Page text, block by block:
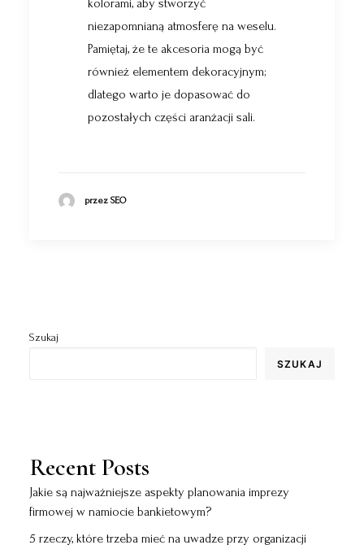
kolorami, aby stworzyć
niezapomnianą atmosferę na weselu.
Pamiętaj, że te akcesoria mogą być
również elementem dekoracyjnym;
dlatego warto je dopasować do
pozostałych części aranżacji sali.
przez SEO
Szukaj
SZUKAJ
Recent Posts
Jakie są najważniejsze aspekty planowania imprezy
firmowej w namiocie bankietowym?
5 rzeczy, które trzeba mieć na uwadze przy organizacji